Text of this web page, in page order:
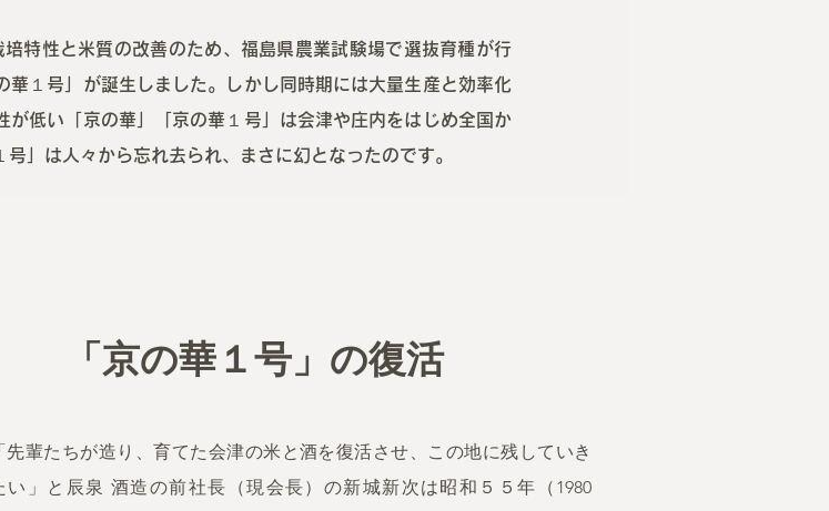
特性と米質の改善のため、福島県農業試験場で選抜育種が行
華１号」が誕生しました。しかし同時期には大量生産と効率化
が低い「京の華」「京の華１号」は会津や庄内をはじめ全国か
」は人々から忘れ去られ、まさに幻となったのです。
「京の華１号」の復活
「先輩たちが造り、育てた会津の米と酒を復活させ、この地に残していき
い」と辰泉 酒造の前社長（現会長）の新城新次は昭和５５年（1980